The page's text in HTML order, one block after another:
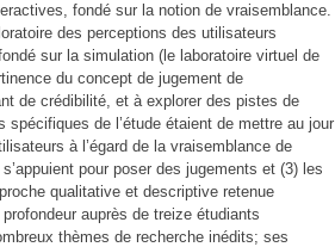
fondé sur la notion de vraisemblance.
des perceptions des utilisateurs
sur la simulation (le laboratoire virtuel de
du concept de jugement de
de crédibilité, et à explorer des pistes de
de l’étude étaient de mettre au jour
à l’égard de la vraisemblance de
pour poser des jugements et (3) les
qualitative et descriptive retenue
auprès de treize étudiants
thèmes de recherche inédits; ses